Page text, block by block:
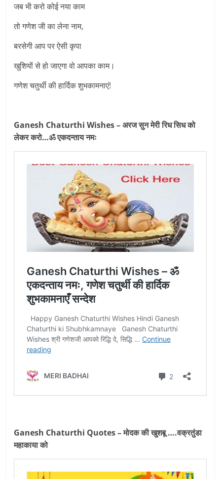
जब भी करो कोई नया काम
तो गणेश जी का लेना नाम,
बरसेगी आप पर ऐसी कृपा
खुशियों से हो जाएगा वो आपका काम।
गणेश चतुर्थी की हार्दिक शुभकामनाएं!
Ganesh Chaturthi Wishes – अरज सुन मेरी रिध सिध को
लेकर करो…ॐ एकदन्ताय नमः
Ganesh Chaturthi Quotes – मोदक की खुशबू ….वक्रतुंडा
महाकाया को